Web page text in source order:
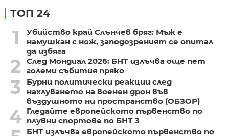
ТОП 24
1
Убийство край Слънчев бряг: Мъж е
намушкан с нож, заподозреният се опитал
да избяга
2
След Мондиал 2026: БНТ излъчва още пет
големи събития пряко
3
Бурни политически реакции след
нахлуването на военен дрон във
въздушното ни пространство (ОБЗОР)
4 Гледайте европейското първенство по
плувни спортове по БНТ 3
БНТ излъчва европейското първенство по